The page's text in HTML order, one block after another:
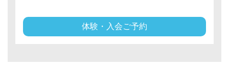
体験・入会ご予約